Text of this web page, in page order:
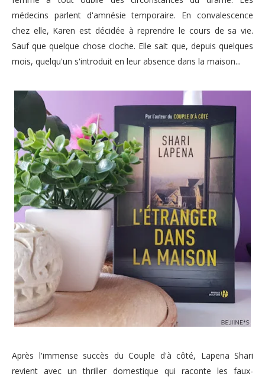
médecins parlent d'amnésie temporaire. En convalescence
chez elle, Karen est décidée à reprendre le cours de sa vie.
Sauf que quelque chose cloche. Elle sait que, depuis quelques
mois, quelqu'un s'introduit en leur absence dans la maison...
Après l'immense succès du Couple d'à côté, Lapena Shari
revient avec un thriller domestique qui raconte les faux-